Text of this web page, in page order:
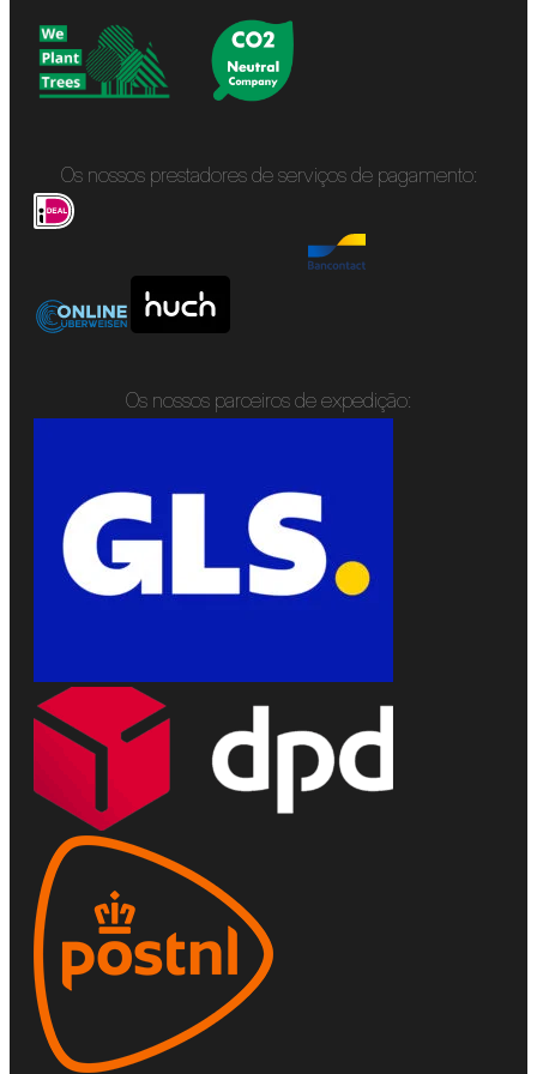
Os nossos prestadores de serviços de pagamento:
Os nossos parceiros de expedição: